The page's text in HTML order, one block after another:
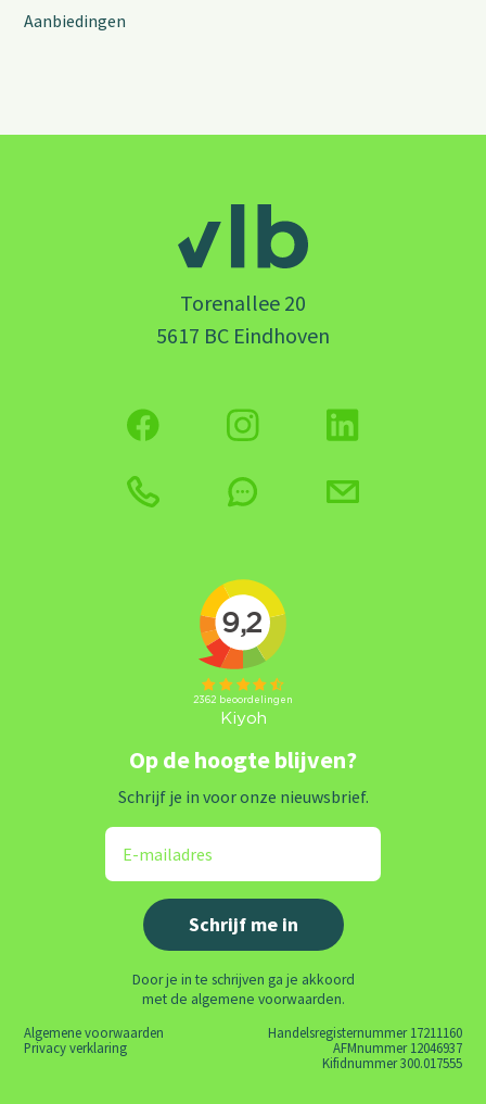
Aanbiedingen
Torenallee 20
5617 BC Eindhoven
Op de hoogte blijven?
Schrijf je in voor onze nieuwsbrief.
Door je in te schrijven ga je akkoord
met de algemene voorwaarden.
Algemene voorwaarden
Privacy verklaring
Handelsregisternummer 17211160
AFMnummer 12046937
Kifidnummer 300.017555